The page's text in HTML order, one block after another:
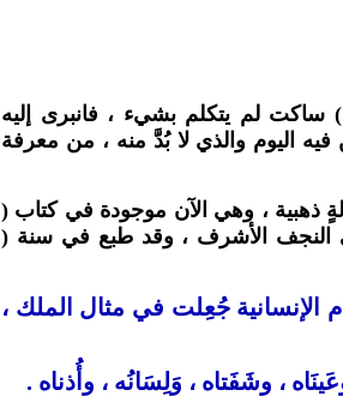
ساكت لم يتكلم بشيء ، فانبرى إليه
فيه اليوم والذي لا بُدَّ منه ، من معرفة
ذهبية ، وهي الآن موجودة في كتاب (
النجف الأشرف ، وقد طبع في سنة (
الإنسانية جُعِلت في مثال الملك ،
، وشَفَتاه ، وَلِسَانُه ، وأُذناه .